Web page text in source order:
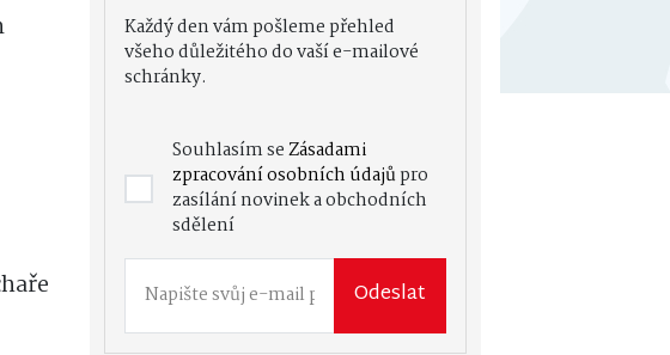
Každý den vám pošleme přehled
všeho důležitého do vaší e-mailové
schránky.
Souhlasím seZásadami
zpracování osobních údajůpro
zasílání novinek a obchodních
sdělení
Odeslat